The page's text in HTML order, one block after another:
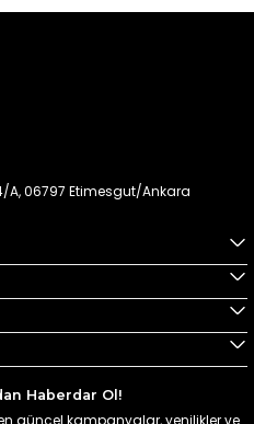
A, 06797 Etimesgut/Ankara
Haberdar Ol!